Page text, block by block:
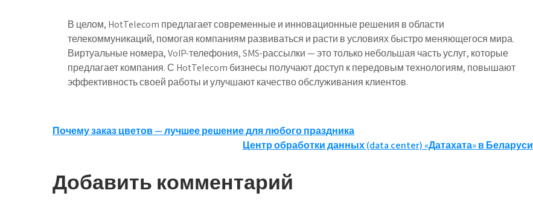
В целом, HotTelecom предлагает современные и инновационные решения в области
телекоммуникаций, помогая компаниям развиваться и расти в условиях быстро меняющегося мира.
Виртуальные номера, VoIP-телефония, SMS-рассылки — это только небольшая часть услуг, которые
предлагает компания. С HotTelecom бизнесы получают доступ к передовым технологиям, повышают
эффективность своей работы и улучшают качество обслуживания клиентов.
Навигация
записям
Почему заказ цветов — лучшее решение для любого праздника
Центр обработки данных (data center) «Датахата» в Беларуси
Добавить комментарий